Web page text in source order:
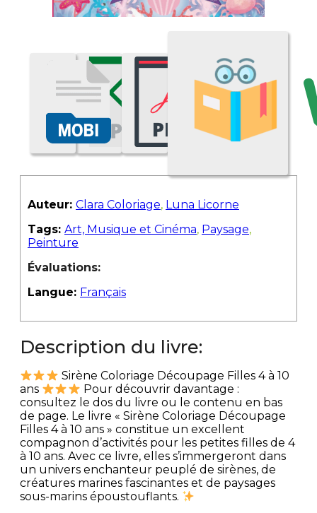
Auteur: Clara Coloriage, Luna Licorne
Tags: Art, Musique et Cinéma, Paysage,
Peinture
Évaluations:
Langue: Français
Description du livre:
Sirène Coloriage Découpage Filles 4 à 10
ans
Pour découvrir davantage :
consultez le dos du livre ou le contenu en bas
de page. Le livre « Sirène Coloriage Découpage
Filles 4 à 10 ans » constitue un excellent
compagnon d’activités pour les petites filles de 4
à 10 ans. Avec ce livre, elles s’immergeront dans
un univers enchanteur peuplé de sirènes, de
créatures marines fascinantes et de paysages
sous-marins époustouflants.